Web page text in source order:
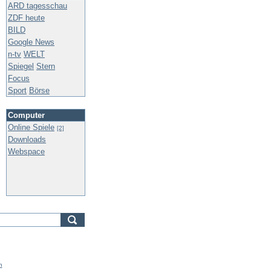
ARD tagesschau
ZDF heute
BILD
Google News
n-tv WELT
Spiegel Stern
Focus
Sport Börse
Computer
Online Spiele [2]
Downloads
Webspace